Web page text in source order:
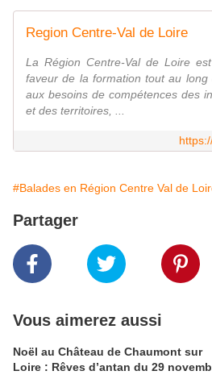
Region Centre-Val de Loire
La Région Centre-Val de Loire
faveur de la formation tout au
aux besoins de compétences des
et des territoires, ...
#Balades en Région Centre Val de
Partager
Vous aimerez aussi
Noël au Château de Chaumont sur
Loire : Rêves d’antan du 29